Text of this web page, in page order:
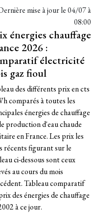
mise à jour le04/07 à
08:00
énergies chauffage
2026 :
électricité
gaz fioul
des différents prix en cts
comparés à toutes les
énergies de chauffage
production d'eau chaude
en France. Les prix les
récents figurant sur le
ci-dessous sont ceux
au cours du mois
Tableau comparatif
des énergies de chauffage
à ce jour.